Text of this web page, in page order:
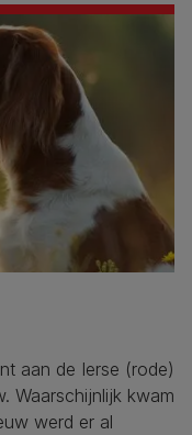
aan de Ierse (rode)
Waarschijnlijk kwam
werd er al